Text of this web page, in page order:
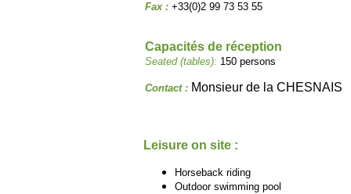
Fax : +33(0)2 99 73 53 55
Capacités de réception
Seated (tables): 150 persons
Contact : Monsieur de la CHESNAIS
Leisure on site :
Horseback riding
Outdoor swimming pool